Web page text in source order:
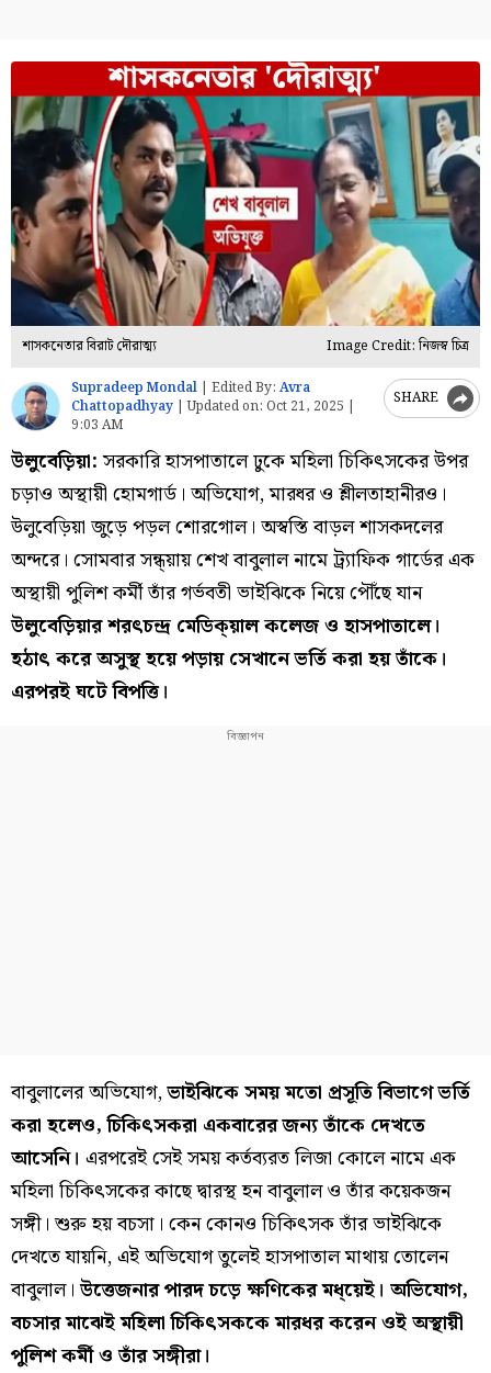
শাসকনেতার বিরাট দৌরাত্ম্য
Image Credit: নিজস্ব চিত্র
Supradeep Mondal | Edited By: Avra
Chattopadhyay |Updated on: Oct 21, 2025 |
9:03 AM
SHARE
উলুবেড়িয়া:সরকারি হাসপাতালে ঢুকে মহিলা চিকিৎসকের উপর
চড়াও অস্থায়ী হোমগার্ড। অভিযোগ, মারধর ও শ্লীলতাহানীরও।
উলুবেড়িয়া জুড়ে পড়ল শোরগোল। অস্বস্তি বাড়ল শাসকদলের
অন্দরে। সোমবার সন্ধ্য়ায় শেখ বাবুলাল নামে ট্র্যাফিক গার্ডের এক
অস্থায়ী পুলিশ কর্মী তাঁর গর্ভবতী ভাইঝিকে নিয়ে পৌঁছে যান
উলুবেড়িয়ার শরৎচন্দ্র মেডিক্য়াল কলেজ ও হাসপাতালে।
হঠাৎ করে অসুস্থ হয়ে পড়ায় সেখানে ভর্তি করা হয় তাঁকে।
এরপরই ঘটে বিপত্তি।
বাবুলালের অভিযোগ,ভাইঝিকে সময় মতো প্রসূতি বিভাগে ভর্তি
করা হলেও, চিকিৎসকরা একবারের জন্য তাঁকে দেখতে
আসেনি। এরপরেই সেই সময় কর্তব্যরত লিজা কোলে নামে এক
মহিলা চিকিৎসকের কাছে দ্বারস্থ হন বাবুলাল ও তাঁর কয়েকজন
সঙ্গী। শুরু হয় বচসা। কেন কোনও চিকিৎসক তাঁর ভাইঝিকে
দেখতে যায়নি, এই অভিযোগ তুলেই হাসপাতাল মাথায় তোলেন
বাবুলাল।উত্তেজনার পারদ চড়ে ক্ষণিকের মধ্য়েই। অভিযোগ,
বচসার মাঝেই মহিলা চিকিৎসককে মারধর করেন ওই অস্থায়ী
পুলিশ কর্মী ও তাঁর সঙ্গীরা।